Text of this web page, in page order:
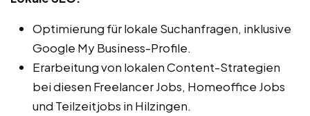
Optimierung für lokale Suchanfragen, inklusive
Google My Business-Profile.
Erarbeitung von lokalen Content-Strategien
bei diesen Freelancer Jobs, Homeoffice Jobs
und Teilzeitjobs in Hilzingen.